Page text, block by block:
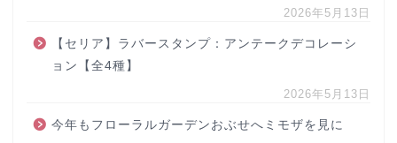
2026年5月13日
【セリア】ラバースタンプ：アンテークデコレーシ
ョン【全4種】
2026年5月13日
今年もフローラルガーデンおぶせへミモザを見に